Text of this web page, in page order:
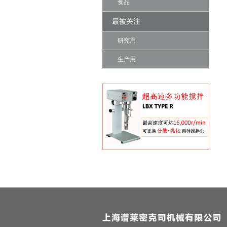
食品
最被关注
研究用
生产用